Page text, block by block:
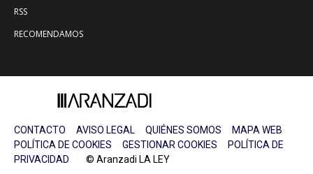
RSS
RECOMENDAMOS
CONTACTO AVISO LEGAL QUIÉNES SOMOS
MAPA WEB
POLÍTICA DE COOKIES
GESTIONAR COOKIES
POLÍTICA DE
PRIVACIDAD © Aranzadi LA LEY